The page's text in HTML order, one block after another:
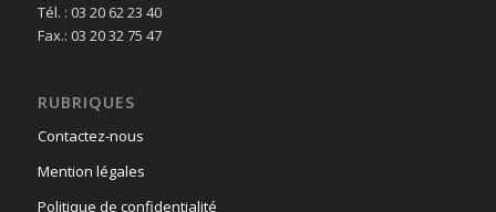
Tél. : 03 20 62 23 40
Fax.: 03 20 32 75 47
RUBRIQUES
Contactez-nous
Mention légales
Politique de confidentialité